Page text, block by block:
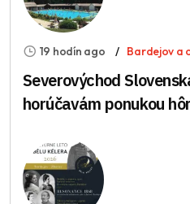
19 hodín ago Bardejov a
Severovýchod
horúčavám ponukou